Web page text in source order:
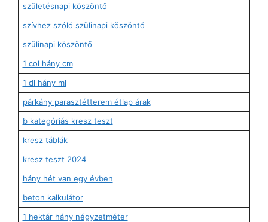
születésnapi köszöntő
szívhez szóló szülinapi köszöntő
szülinapi köszöntő
1 col hány cm
1 dl hány ml
párkány parasztétterem étlap árak
b kategóriás kresz teszt
kresz táblák
kresz teszt 2024
hány hét van egy évben
beton kalkulátor
1 hektár hány négyzetméter